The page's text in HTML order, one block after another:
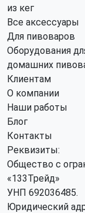
из кег
Все аксессуары
Для пивоваров
Оборудования
домашних
Клиентам
О компании
Наши работы
Блог
Контакты
Реквизиты:
Общество с
«133Трейд»
УНП 692036485​.
Юридический